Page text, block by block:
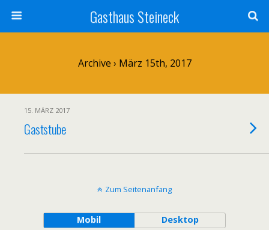
Gasthaus Steineck
Archive › März 15th, 2017
15. MÄRZ 2017
Gaststube
Zum Seitenanfang
Mobil Desktop